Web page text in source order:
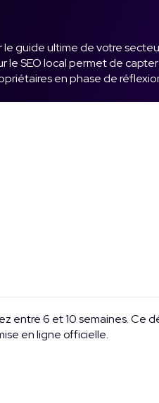
guide ultime de votre
le SEO local permet de
en phase de
entre 6 et 10 semaines. Ce
en ligne officielle.